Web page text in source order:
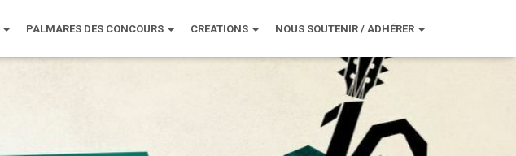
PALMARES DES CONCOURS CREATIONS NOUS SOUTENIR / ADHÉRER